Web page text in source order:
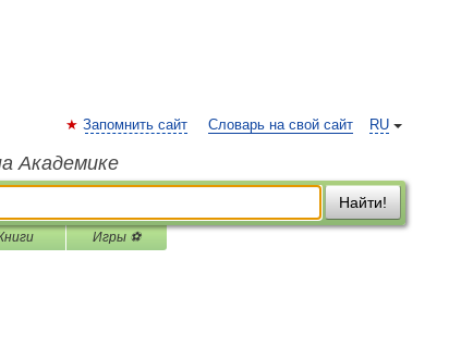
RU
Запомнить сайт Словарь на свой сайт
Академике
Найти!
Игры ⚽